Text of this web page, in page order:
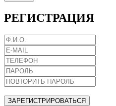
РЕГИСТРАЦИЯ
ЗАРЕГИСТРИРОВАТЬСЯ